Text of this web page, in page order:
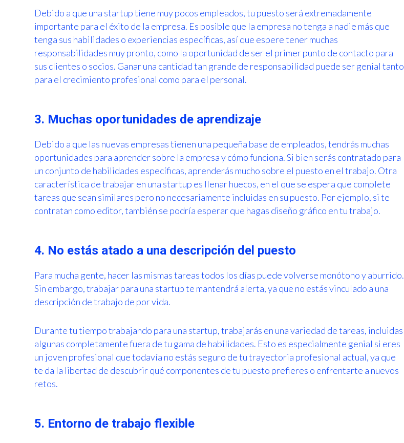
Debido a que una startup tiene muy pocos empleados, tu puesto será extremadamente
importante para el éxito de la empresa. Es posible que la empresa no tenga a nadie más que
tenga sus habilidades o experiencias específicas, así que espere tener muchas
responsabilidades muy pronto, como la oportunidad de ser el primer punto de contacto para
sus clientes o socios. Ganar una cantidad tan grande de responsabilidad puede ser genial tanto
para el crecimiento profesional como para el personal.
3. Muchas oportunidades de aprendizaje
Debido a que las nuevas empresas tienen una pequeña base de empleados, tendrás muchas
oportunidades para aprender sobre la empresa y cómo funciona. Si bien serás contratado para
un conjunto de habilidades específicas, aprenderás mucho sobre el puesto en el trabajo. Otra
característica de trabajar en una startup es llenar huecos, en el que se espera que complete
tareas que sean similares pero no necesariamente incluidas en su puesto. Por ejemplo, si te
contratan como editor, también se podría esperar que hagas diseño gráfico en tu trabajo.
4. No estás atado a una descripción del puesto
Para mucha gente, hacer las mismas tareas todos los días puede volverse monótono y aburrido.
Sin embargo, trabajar para una startup te mantendrá alerta, ya que no estás vinculado a una
descripción de trabajo de por vida.
Durante tu tiempo trabajando para una startup, trabajarás en una variedad de tareas, incluidas
algunas completamente fuera de tu gama de habilidades. Esto es especialmente genial si eres
un joven profesional que todavía no estás seguro de tu trayectoria profesional actual, ya que
te da la libertad de descubrir qué componentes de tu puesto prefieres o enfrentarte a nuevos
retos.
5. Entorno de trabajo flexible